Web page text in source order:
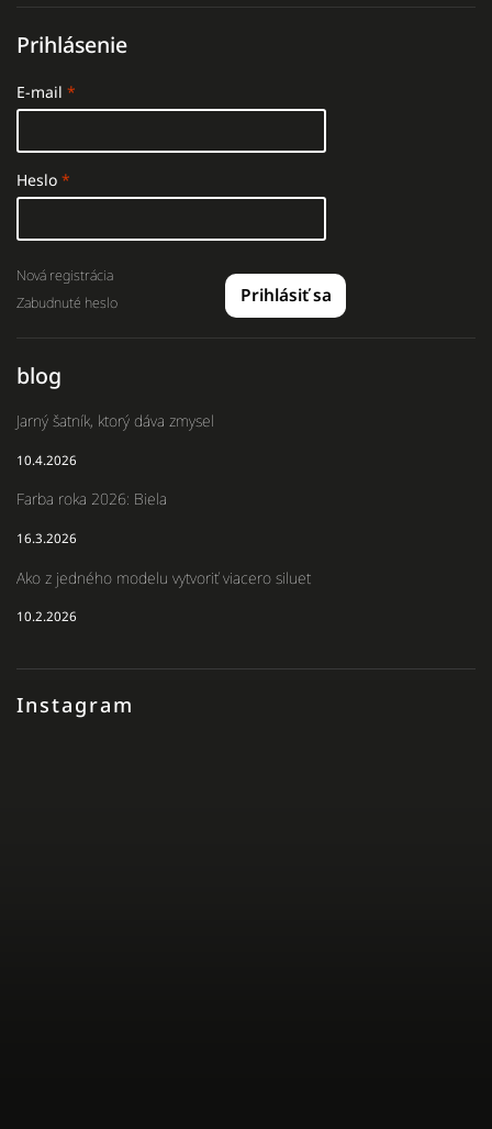
Instagram
Prihlásenie
E-mail
Heslo
Prihlásiť sa
Nová registrácia
Zabudnuté heslo
blog
Jarný šatník, ktorý dáva zmysel
10.4.2026
Farba roka 2026: Biela
16.3.2026
Ako z jedného modelu vytvoriť viacero siluet
10.2.2026